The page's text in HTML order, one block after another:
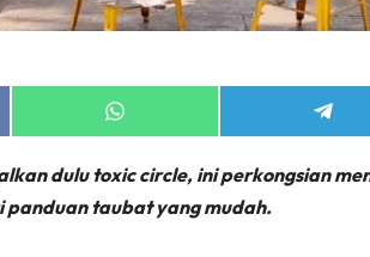
Share
on
Share
on
dulu toxic circle, ini perkongsian
taubat yang mudah.